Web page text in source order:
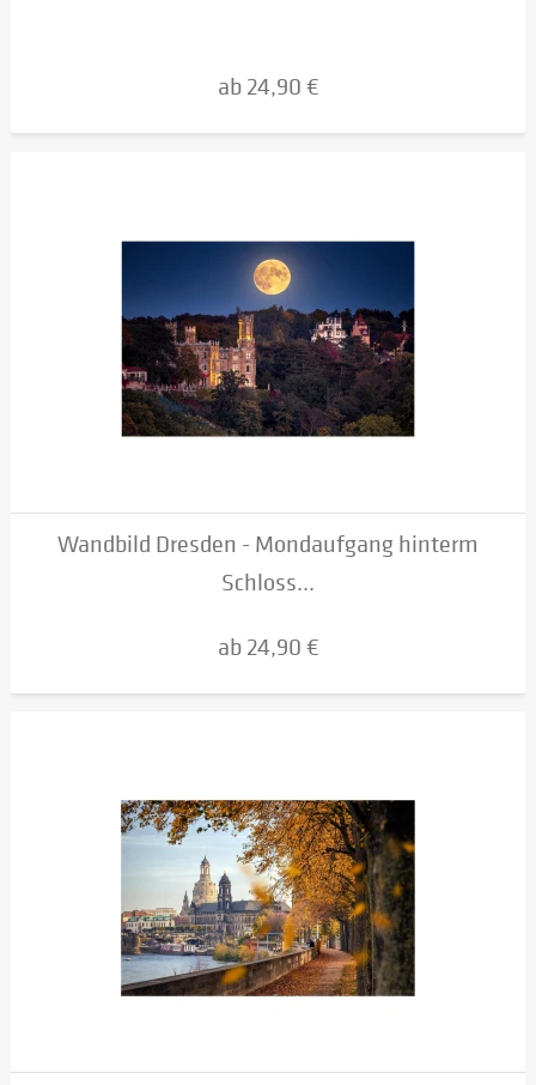
ab 24,90 €
Wandbild Dresden - Mondaufgang hinterm
Schloss...
ab 24,90 €